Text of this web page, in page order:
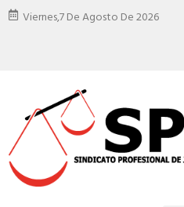
Viernes,7 De Agosto De 2026